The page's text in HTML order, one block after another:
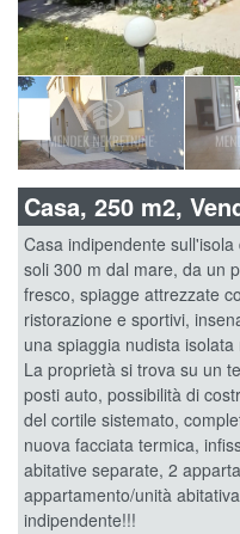
Casa, 250 m2,
Casa indipendente
soli 300 m dal mare, da un
fresco, spiagge attrezzate
ristorazione e sportivi,
una spiaggia nudista
La proprietà si trova su un
posti auto, possibilità di
del cortile sistemato,
nuova facciata termica,
abitative separate, 2
appartamento/unità
indipendente!!!